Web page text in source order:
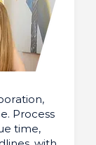
Process
time,